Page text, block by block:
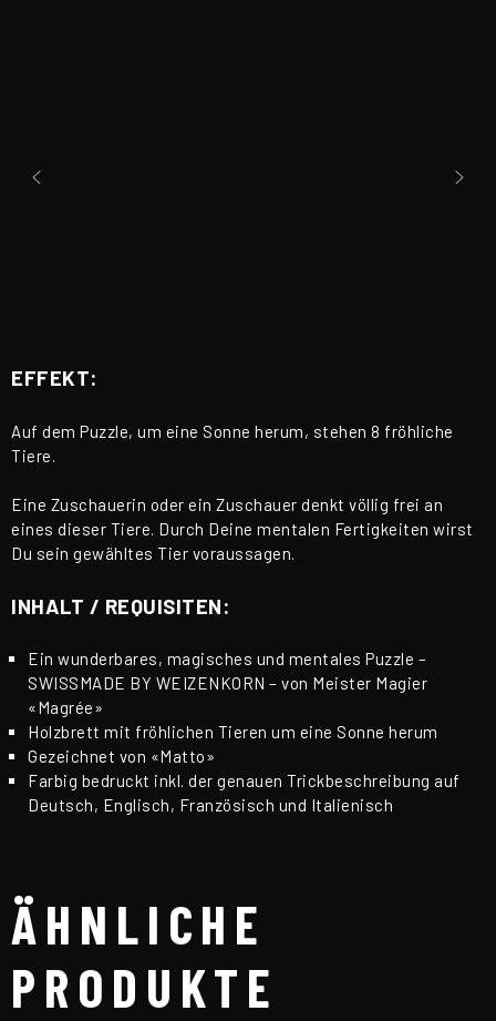
EFFEKT:
Auf dem Puzzle, um eine Sonne herum, stehen 8 fröhliche
Tiere.
Eine Zuschauerin oder ein Zuschauer denkt völlig frei an
eines dieser Tiere. Durch Deine mentalen Fertigkeiten wirst
Du sein gewähltes Tier voraussagen.
INHALT / REQUISITEN:
Ein wunderbares, magisches und mentales Puzzle –
SWISSMADE BY WEIZENKORN – von Meister Magier
«Magrée»
Holzbrett mit fröhlichen Tieren um eine Sonne herum
Gezeichnet von «Matto»
Farbig bedruckt inkl. der genauen Trickbeschreibung auf
Deutsch, Englisch, Französisch und Italienisch
ÄHNLICHE
PRODUKTE